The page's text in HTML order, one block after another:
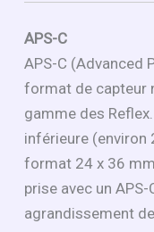
APS-C
APS-C (Advanced
format de capteur
gamme des
inférieure (environ
format 24 x 36
prise avec un
agrandissement